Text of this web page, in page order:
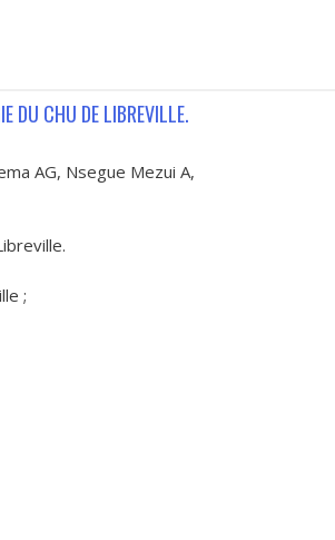
DU CHU DE LIBREVILLE.
AG, Nsegue Mezui A,
;